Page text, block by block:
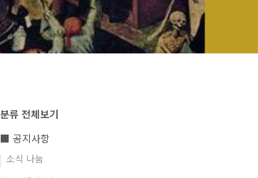
분류 전체보기
■ 공지사항
소식 나눔